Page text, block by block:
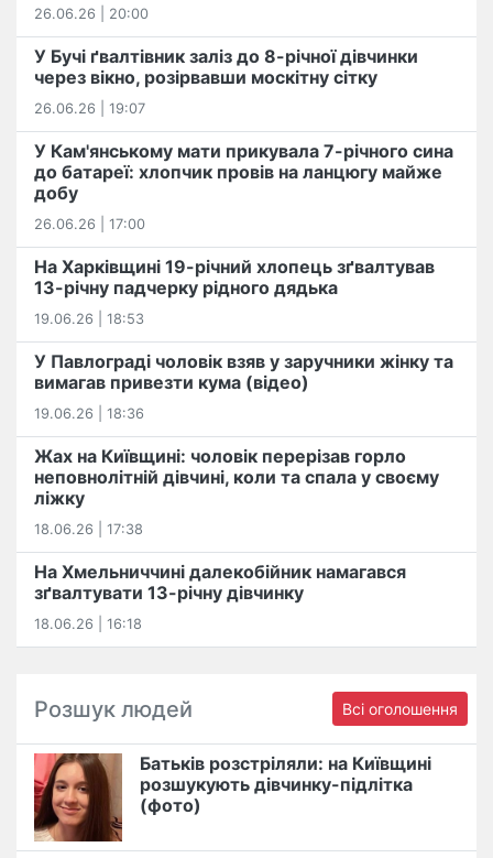
26.06.26 | 20:00
У Бучі ґвалтівник заліз до 8-річної дівчинки
через вікно, розірвавши москітну сітку
26.06.26 | 19:07
У Кам'янському мати прикувала 7-річного сина
до батареї: хлопчик провів на ланцюгу майже
добу
26.06.26 | 17:00
На Харківщині 19-річний хлопець​ ️зґвалтував
13-річну падчерку рідного дядька
19.06.26 | 18:53
У Павлограді чоловік взяв у заручники жінку та
вимагав привезти кума (відео)
19.06.26 | 18:36
Жах на Київщині: чоловік перерізав горло
неповнолітній дівчині, коли та спала у своєму
ліжку
18.06.26 | 17:38
На Хмельниччині далекобійник намагався
зґвалтувати 13-річну дівчинку
18.06.26 | 16:18
Розшук людей Всі оголошення
Батьків розстріляли: на Київщині
розшукують дівчинку-підлітка
(фото)